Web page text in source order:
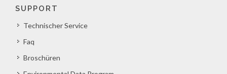
SUPPORT
Technischer Service
Faq
Broschüren